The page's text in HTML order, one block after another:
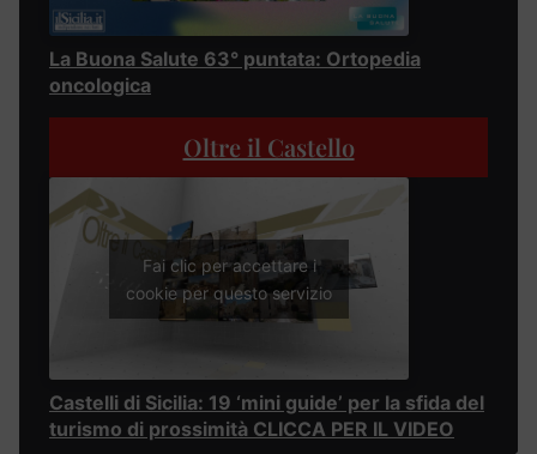
La Buona Salute 63° puntata: Ortopedia
oncologica
Oltre il Castello
Fai clic per accettare i
cookie per questo servizio
Castelli di Sicilia: 19 ‘mini guide’ per la sfida del
turismo di prossimità CLICCA PER IL VIDEO